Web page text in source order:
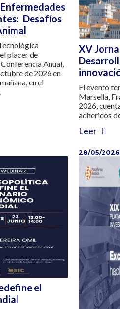
Desafíos
placer de
Anual,
de 2026 en
en el
XV
El evento
Marsella,
2026,
adheridos
Leer
el
28/05/2026